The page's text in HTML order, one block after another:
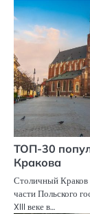
ТОП-30
Кракова
Столичный
части Польского
XIII веке в…